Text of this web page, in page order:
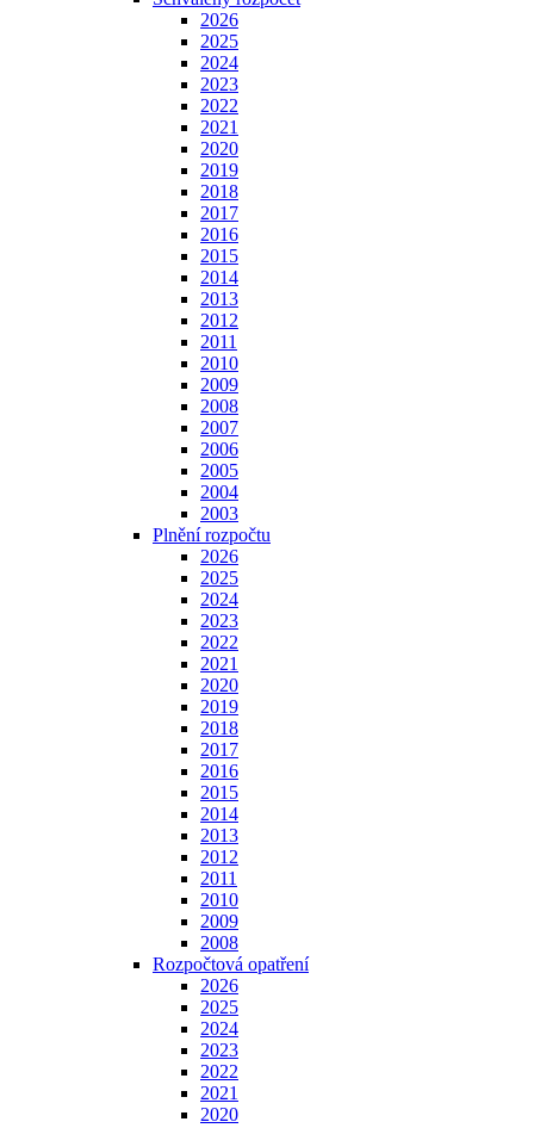
2026
2025
2024
2023
2022
2021
2020
2019
2018
2017
2016
2015
2014
2013
2012
2011
2010
2009
2008
2007
2006
2005
2004
2003
Plnění rozpočtu
2026
2025
2024
2023
2022
2021
2020
2019
2018
2017
2016
2015
2014
2013
2012
2011
2010
2009
2008
Rozpočtová opatření
2026
2025
2024
2023
2022
2021
2020